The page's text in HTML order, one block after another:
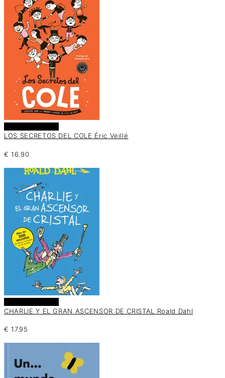
LOS SECRETOS DEL COLE Éric Veillé
€ 16.90
CHARLIE Y EL GRAN ASCENSOR DE CRISTAL Roald Dahl
€ 17.95